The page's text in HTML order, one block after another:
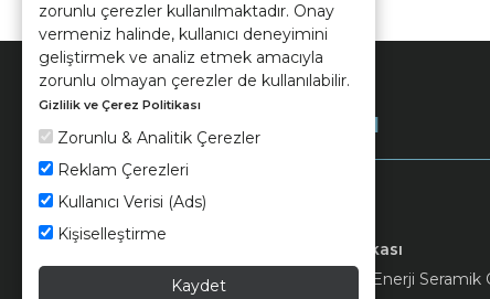
zorunlu çerezler kullanılmaktadır. Onay
vermeniz halinde, kullanıcı deneyimini
geliştirmek ve analiz etmek amacıyla
zorunlu olmayan çerezler de kullanılabilir.
Gizlilik ve Çerez Politikası
Zorunlu & Analitik Çerezler
Reklam Çerezleri
Kullanıcı Verisi (Ads)
Kişiselleştirme
Kaydet
Kvkk ve Çerez Politikası
© 2026 Ünsa Madencilik Turizm Enerji Seramik